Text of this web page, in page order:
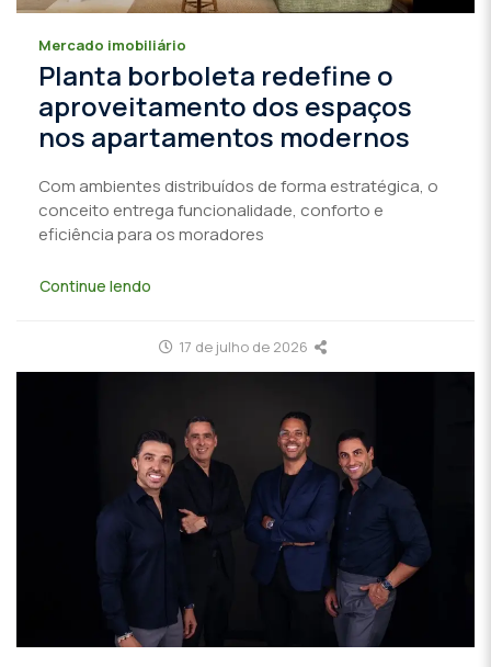
Mercado imobiliário
Planta borboleta redefine o
aproveitamento dos espaços
nos apartamentos modernos
Com ambientes distribuídos de forma estratégica, o
conceito entrega funcionalidade, conforto e
eficiência para os moradores
Continue lendo
17 de julho de 2026